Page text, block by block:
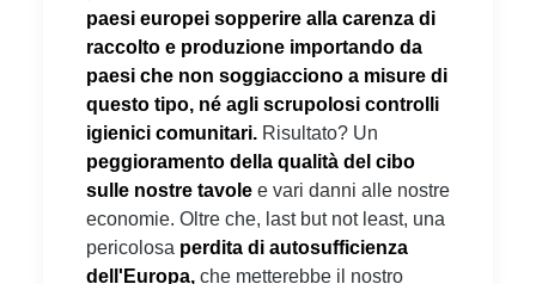
paesi europei sopperire alla carenza di
raccolto e produzione importando da
paesi che non soggiacciono a misure di
questo tipo, né agli scrupolosi controlli
igienici comunitari. Risultato? Un
peggioramento della qualità del cibo
sulle nostre tavole e vari danni alle nostre
economie. Oltre che, last but not least, una
pericolosa perdita di autosufficienza
dell'Europa, che metterebbe il nostro